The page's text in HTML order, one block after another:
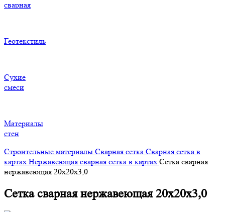
сварная
Геотекстиль
Сухие
смеси
Материалы
стен
Строительные материалы Сварная сетка Сварная сетка в
картах Нержавеющая сварная сетка в картах Сетка сварная
нержавеющая 20х20х3,0
Сетка сварная нержавеющая 20х20х3,0